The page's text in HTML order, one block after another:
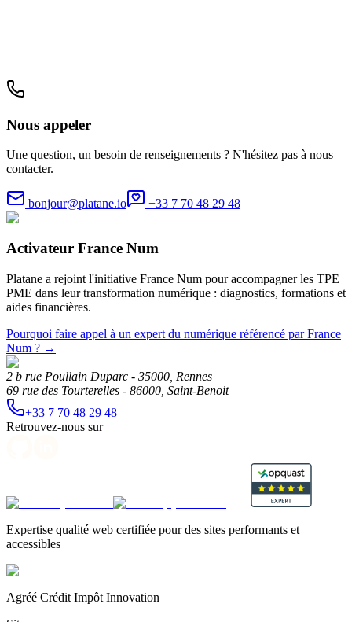
Nous appeler
Une question, un besoin de renseignements ? N'hésitez pas à nous
contacter.
bonjour@platane.io +33 7 70 48 29 48
Activateur France Num
Platane a rejoint l'initiative France Num pour accompagner les TPE
PME dans leur transformation numérique : diagnostics, formations et
aides financières.
Pourquoi faire appel à un expert du numérique référencé par France
Num ? →
2 b rue Poullain Duparc - 35000, Rennes
69 rue des Tourterelles - 86000, Saint-Benoit
+33 7 70 48 29 48
Retrouvez-nous sur
Expertise qualité web certifiée pour des sites performants et
accessibles
Agréé Crédit Impôt Innovation